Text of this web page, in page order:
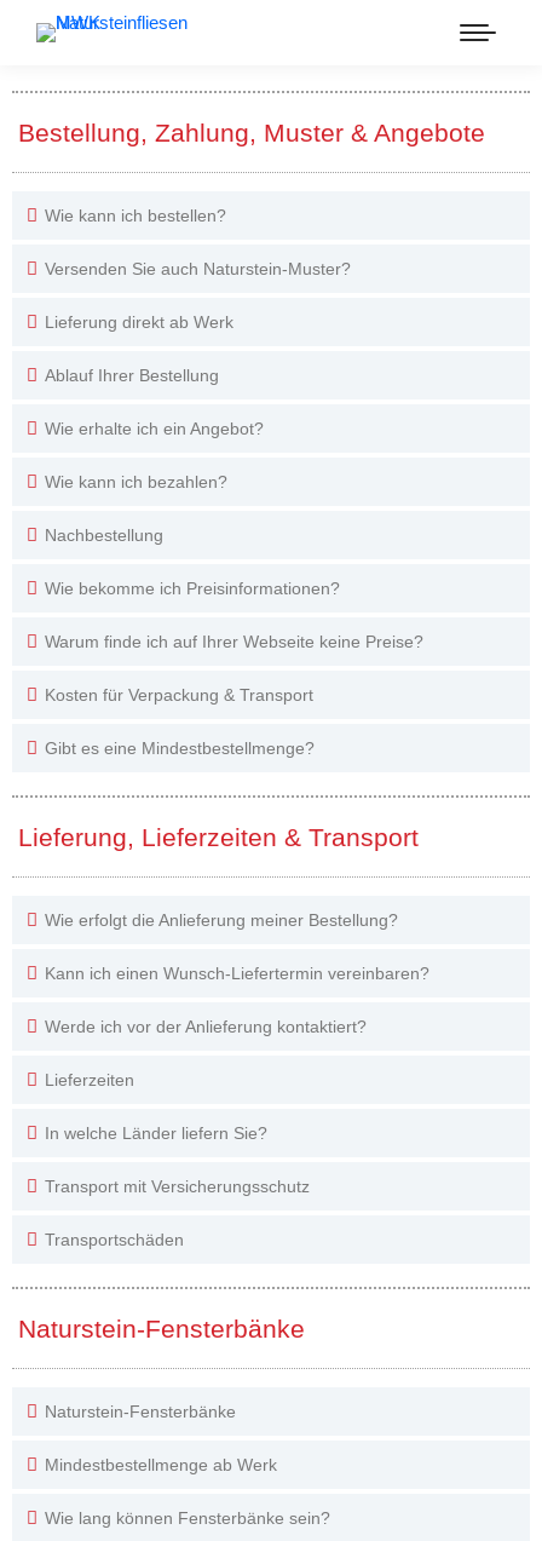
Bestellung, Zahlung, Muster & Angebote
Wie kann ich bestellen?
Versenden Sie auch Naturstein-Muster?
Lieferung direkt ab Werk
Ablauf Ihrer Bestellung
Wie erhalte ich ein Angebot?
Wie kann ich bezahlen?
Nachbestellung
Wie bekomme ich Preisinformationen?
Warum finde ich auf Ihrer Webseite keine Preise?
Kosten für Verpackung & Transport
Gibt es eine Mindestbestellmenge?
Lieferung, Lieferzeiten & Transport
Wie erfolgt die Anlieferung meiner Bestellung?
Kann ich einen Wunsch-Liefertermin vereinbaren?
Werde ich vor der Anlieferung kontaktiert?
Lieferzeiten
In welche Länder liefern Sie?
Transport mit Versicherungsschutz
Transportschäden
Naturstein-Fensterbänke
Naturstein-Fensterbänke
Mindestbestellmenge ab Werk
Wie lang können Fensterbänke sein?